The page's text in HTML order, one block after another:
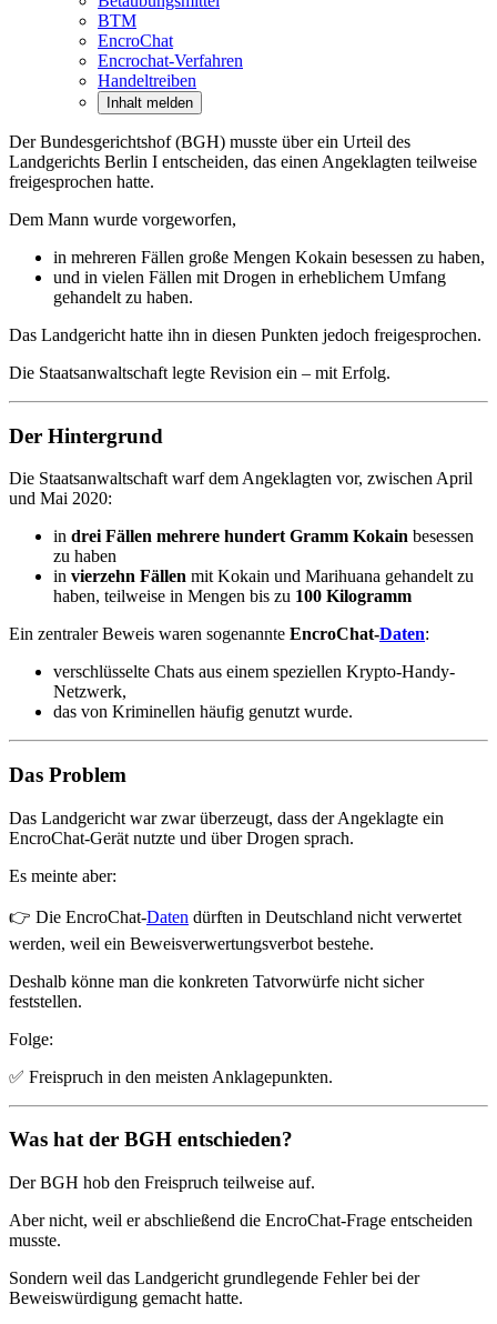
BTM
EncroChat
Encrochat-Verfahren
Handeltreiben
Inhalt melden
Der Bundesgerichtshof (BGH) musste über ein Urteil des
Landgerichts Berlin I entscheiden, das einen Angeklagten teilweise
freigesprochen hatte.
Dem Mann wurde vorgeworfen,
in mehreren Fällen große Mengen Kokain besessen zu haben,
und in vielen Fällen mit Drogen in erheblichem Umfang
gehandelt zu haben.
Das Landgericht hatte ihn in diesen Punkten jedoch freigesprochen.
Die Staatsanwaltschaft legte Revision ein – mit Erfolg.
Der Hintergrund
Die Staatsanwaltschaft warf dem Angeklagten vor, zwischen April
und Mai 2020:
in drei Fällen mehrere hundert Gramm Kokain besessen
zu haben
in vierzehn Fällen mit Kokain und Marihuana gehandelt zu
haben, teilweise in Mengen bis zu 100 Kilogramm
Ein zentraler Beweis waren sogenannte EncroChat-Daten:
verschlüsselte Chats aus einem speziellen Krypto-Handy-
Netzwerk,
das von Kriminellen häufig genutzt wurde.
Das Problem
Das Landgericht war zwar überzeugt, dass der Angeklagte ein
EncroChat-Gerät nutzte und über Drogen sprach.
Es meinte aber:
👉 Die EncroChat-Daten dürften in Deutschland nicht verwertet
werden, weil ein Beweisverwertungsverbot bestehe.
Deshalb könne man die konkreten Tatvorwürfe nicht sicher
feststellen.
Folge:
✅ Freispruch in den meisten Anklagepunkten.
Was hat der BGH entschieden?
Der BGH hob den Freispruch teilweise auf.
Aber nicht, weil er abschließend die EncroChat-Frage entscheiden
musste.
Sondern weil das Landgericht grundlegende Fehler bei der
Beweiswürdigung gemacht hatte.